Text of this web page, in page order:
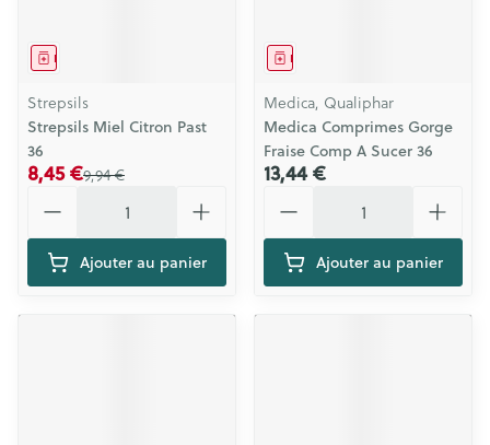
Médicament
Strepsils
Strepsils Miel Citron Past
36
9,94 €
8,45 €
Ajouter au panier
Médicament
Medica, Qualiphar
Medica Comprimes Gorge
Fraise Comp A Sucer 36
13,44 €
Ajouter au panier